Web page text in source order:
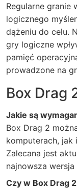
Regularne granie
logicznego
dążeniu do celu.
gry logiczne
pamięć
prowadzone na
Box Drag
Jakie są
Box Drag 2
komputerach, jak
Zalecana jest
najnowsza
Czy w Box Drag